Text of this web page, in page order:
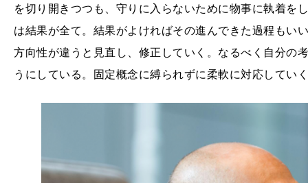
を切り開きつつも、守りに入らないために物事に執着を
は結果が全て。結果がよければその進んできた過程もい
方向性が違うと見直し、修正していく。なるべく自分の
うにしている。固定概念に縛られずに柔軟に対応してい